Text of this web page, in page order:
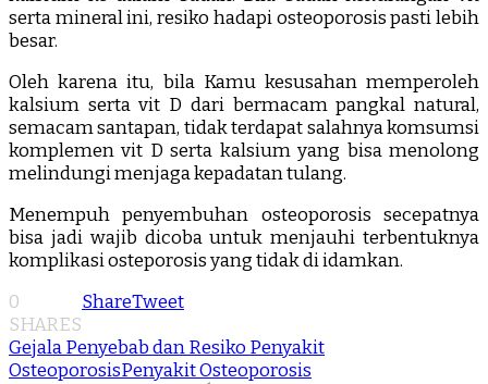
serta mineral ini, resiko hadapi osteoporosis pasti lebih
besar.
Oleh karena itu, bila Kamu kesusahan memperoleh
kalsium serta vit D dari bermacam pangkal natural,
semacam santapan, tidak terdapat salahnya komsumsi
komplemen vit D serta kalsium yang bisa menolong
melindungi menjaga kepadatan tulang.
Menempuh penyembuhan osteoporosis secepatnya
bisa jadi wajib dicoba untuk menjauhi terbentuknya
komplikasi osteporosis yang tidak di idamkan.
0
SHARES
ShareTweet
Gejala Penyebab dan Resiko Penyakit
OsteoporosisPenyakit Osteoporosis